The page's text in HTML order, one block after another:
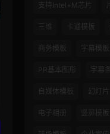
支持Intel+M芯片
三维 卡通模板
商务模板 字幕模板
PR基本图形 字幕条
自媒体模板 幻灯片
电子相册 竖屏模板